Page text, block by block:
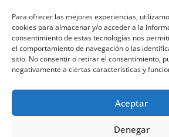
Para ofrecer las mejores experiencias,
cookies para almacenar y/o acceder a la
consentimiento de estas tecnologías nos
el comportamiento de navegación o las
sitio. No consentir o retirar el consentimiento,
negativamente a ciertas características y
Aceptar
Denegar
COLABORA
Añadir Evento